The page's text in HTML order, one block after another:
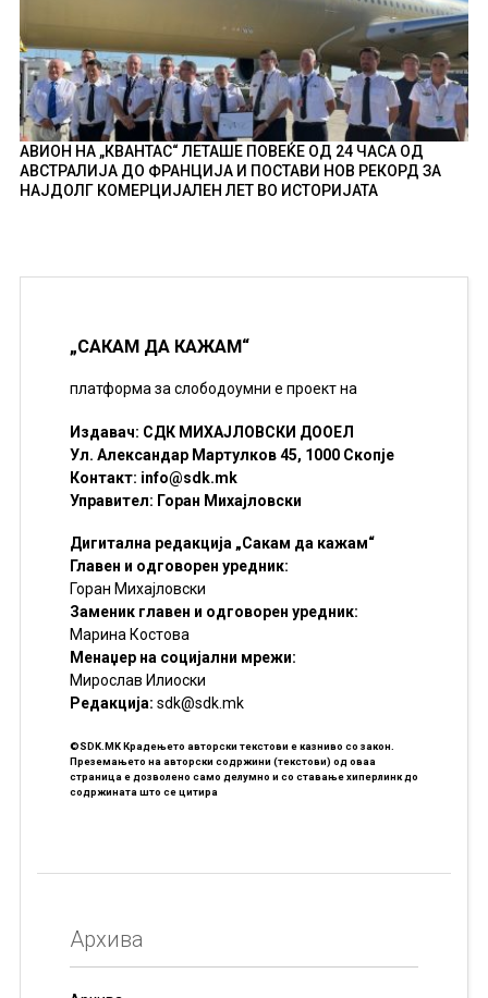
АВИОН НА „КВАНТАС“ ЛЕТАШЕ ПОВЕЌЕ ОД 24 ЧАСА ОД
АВСТРАЛИЈА ДО ФРАНЦИЈА И ПОСТАВИ НОВ РЕКОРД ЗА
НАЈДОЛГ КОМЕРЦИЈАЛЕН ЛЕТ ВО ИСТОРИЈАТА
„САКАМ ДА КАЖАМ“
платформа за слободоумни е проект на
Издавач: СДК МИХАЈЛОВСКИ ДООЕЛ
Ул. Александар Мартулков 45, 1000 Скопје
Контакт: info@sdk.mk
Управител: Горан Михајловски
Дигитална редакција „Сакам да кажам“
Главен и одговорен уредник:
Горан Михајловски
Заменик главен и одговорен уредник:
Марина Костова
Менаџер на социјални мрежи:
Мирослав Илиоски
Редакцијa: sdk@sdk.mk
©SDK.MK Крадењето авторски текстови е казниво со закон.
Преземањето на авторски содржини (текстови) од оваа
страница е дозволено само делумно и со ставање хиперлинк до
содржината што се цитира
Архива